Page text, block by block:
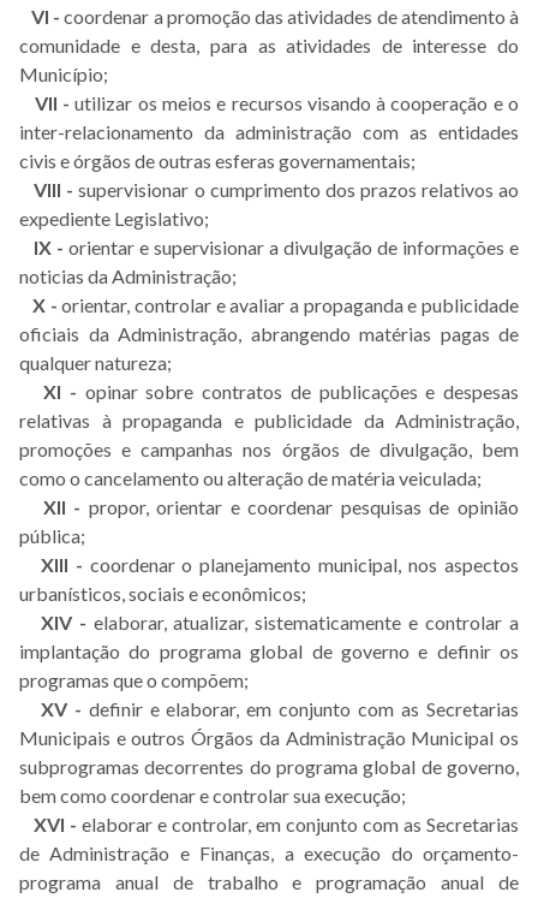
VI - coordenar a promoção das atividades de atendimento à
comunidade e desta, para as atividades de interesse do
Município;
VII - utilizar os meios e recursos visando à cooperação e o
inter-relacionamento da administração com as entidades
civis e órgãos de outras esferas governamentais;
VIII - supervisionar o cumprimento dos prazos relativos ao
expediente Legislativo;
IX - orientar e supervisionar a divulgação de informações e
noticias da Administração;
X - orientar, controlar e avaliar a propaganda e publicidade
oficiais da Administração, abrangendo matérias pagas de
qualquer natureza;
XI - opinar sobre contratos de publicações e despesas
relativas à propaganda e publicidade da Administração,
promoções e campanhas nos órgãos de divulgação, bem
como o cancelamento ou alteração de matéria veiculada;
XII - propor, orientar e coordenar pesquisas de opinião
pública;
XIII - coordenar o planejamento municipal, nos aspectos
urbanísticos, sociais e econômicos;
XIV - elaborar, atualizar, sistematicamente e controlar a
implantação do programa global de governo e definir os
programas que o compõem;
XV - definir e elaborar, em conjunto com as Secretarias
Municipais e outros Órgãos da Administração Municipal os
subprogramas decorrentes do programa global de governo,
bem como coordenar e controlar sua execução;
XVI - elaborar e controlar, em conjunto com as Secretarias
de Administração e Finanças, a execução do orçamento-
programa anual de trabalho e programação anual de